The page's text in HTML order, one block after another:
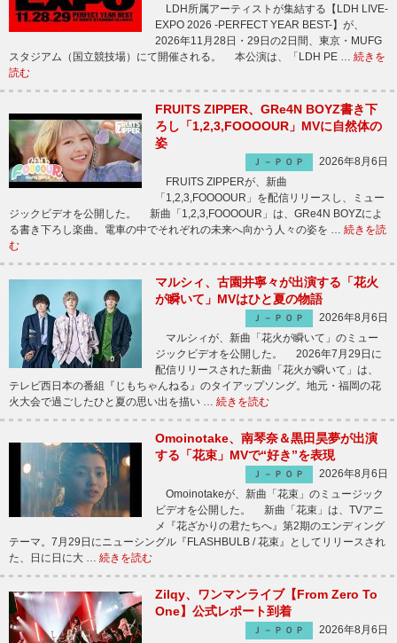
LDH所属アーティストが集結する【LDH LIVE-
EXPO 2026 -PERFECT YEAR BEST-】が、
2026年11月28日・29日の2日間、東京・MUFG
スタジアム（国立競技場）にて開催される。 本公演は、「LDH PE … 続きを
読む
FRUITS ZIPPER、GRe4N BOYZ書き下
ろし「1,2,3,FOOOOUR」MVに自然体の
姿
Ｊ－ＰＯＰ
2026年8月6日
FRUITS ZIPPERが、新曲
「1,2,3,FOOOOUR」を配信リリースし、ミュー
ジックビデオを公開した。 新曲「1,2,3,FOOOOUR」は、GRe4N BOYZによ
る書き下ろし楽曲。電車の中でそれぞれの未来へ向かう人々の姿を … 続きを読
む
マルシィ、古園井寧々が出演する「花火
が瞬いて」MVはひと夏の物語
Ｊ－ＰＯＰ
2026年8月6日
マルシィが、新曲「花火が瞬いて」のミュー
ジックビデオを公開した。 2026年7月29日に
配信リリースされた新曲「花火が瞬いて」は、
テレビ西日本の番組『じもちゃんねる』のタイアップソング。地元・福岡の花
火大会で過ごしたひと夏の思い出を描い … 続きを読む
Omoinotake、南琴奈＆黒田昊夢が出演
する「花束」MVで“好き”を表現
Ｊ－ＰＯＰ
2026年8月6日
Omoinotakeが、新曲「花束」のミュージック
ビデオを公開した。 新曲「花束」は、TVアニ
メ『花ざかりの君たちへ』第2期のエンディング
テーマ。7月29日にニューシングル『FLASHBULB / 花束』としてリリースされ
た、日に日に大 … 続きを読む
Zilqy、ワンマンライブ【From Zero To
One】公式レポート到着
Ｊ－ＰＯＰ
2026年8月6日